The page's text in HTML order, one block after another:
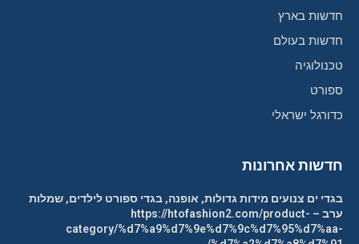
חדשות בארץ
חדשות בעולם
טכנולוגיה
ספורט
כדורגל ישראלי
חדשות אחרונות
בגדי ים צנועים מידות גדולות, אופנה, בגדי ספורט לילדים, שמלות
ערב – https://htofashion2.com/product-
category/%d7%a9%d7%9e%d7%9c%d7%95%d7%aa-